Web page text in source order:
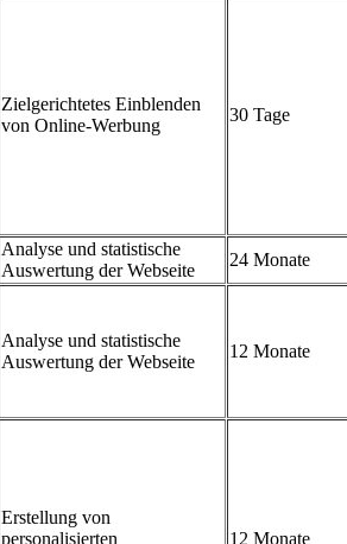
Zielgerichtetes Einblenden
von Online-Werbung
30 Tage
Analyse und statistische
Auswertung der Webseite
24 Monate
Analyse und statistische
Auswertung der Webseite
12 Monate
Erstellung von
personalisierten
12 Monate